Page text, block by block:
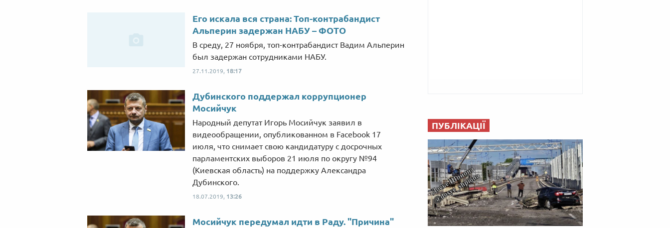
Его искала вся страна: Топ-контрабандист
Альперин задержан НАБУ – ФОТО
В среду, 27 ноября, топ-контрабандист Вадим Альперин
был задержан сотрудниками НАБУ.
27.11.2019, 18:17
Дубинского поддержал коррупционер
Мосийчук
Народный депутат Игорь Мосийчук заявил в
видеообращении, опубликованном в Facebook 17
июля, что снимает свою кандидатуру с досрочных
парламентских выборов 21 июля по округу №94
(Киевская область) на поддержку Александра
Дубинского.
18.07.2019, 13:26
Мосийчук передумал идти в Раду. "Причина"
ПУБЛІКАЦІЇ